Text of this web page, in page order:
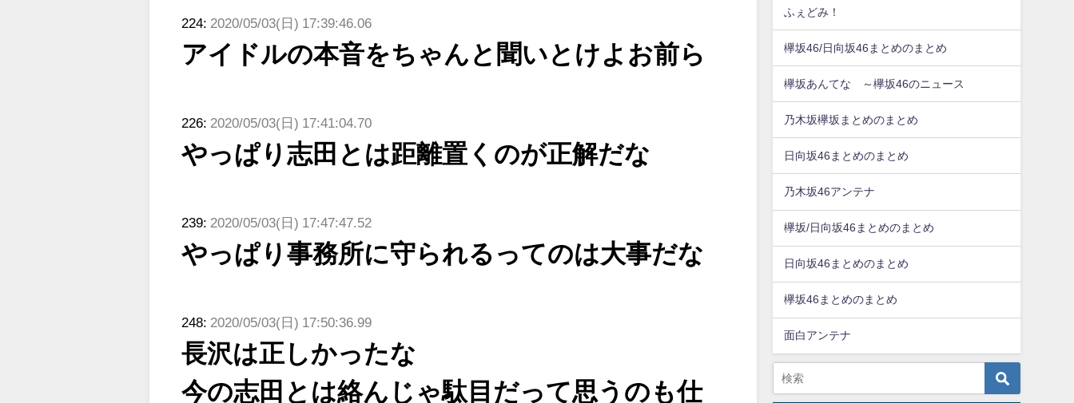
ジオ出演決定
224: 2020/05/03(日) 17:39:46.06
アイドルの本音をちゃんと聞いとけよお前ら
226: 2020/05/03(日) 17:41:04.70
やっぱり志田とは距離置くのが正解だな
239: 2020/05/03(日) 17:47:47.52
やっぱり事務所に守られるってのは大事だな
248: 2020/05/03(日) 17:50:36.99
長沢は正しかったな
今の志田とは絡んじゃ駄目だって思うのも仕
ふぇどみ！
欅坂46/日向坂46まとめのまとめ
欅坂あんてな ～欅坂46のニュース
乃木坂欅坂まとめのまとめ
日向坂46まとめのまとめ
乃木坂46アンテナ
欅坂/日向坂46まとめのまとめ
日向坂46まとめのまとめ
欅坂46まとめのまとめ
面白アンテナ